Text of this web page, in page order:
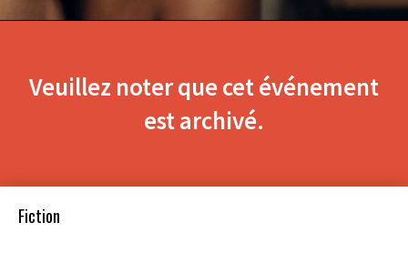
Veuillez noter que cet événement
est archivé.
Fiction